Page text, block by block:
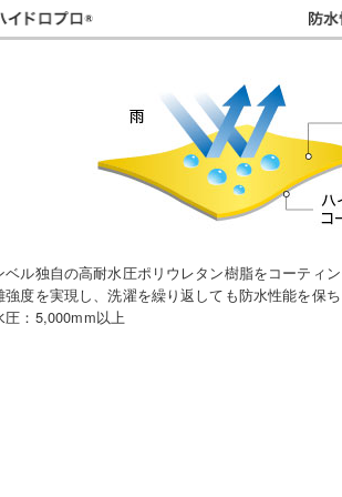
ベル独自の高耐水圧ポリウレタン樹脂をコーティ
強度を実現し、洗濯を繰り返しても防水性能を保ち
圧：5,000mm以上